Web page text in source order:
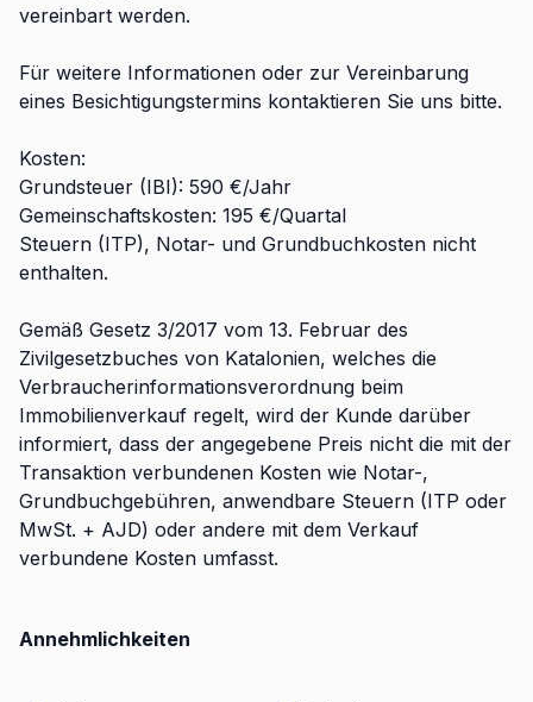
vereinbart werden.
Für weitere Informationen oder zur Vereinbarung
eines Besichtigungstermins kontaktieren Sie uns bitte.
Kosten:
Grundsteuer (IBI): 590 €/Jahr
Gemeinschaftskosten: 195 €/Quartal
Steuern (ITP), Notar- und Grundbuchkosten nicht
enthalten.
Gemäß Gesetz 3/2017 vom 13. Februar des
Zivilgesetzbuches von Katalonien, welches die
Verbraucherinformationsverordnung beim
Immobilienverkauf regelt, wird der Kunde darüber
informiert, dass der angegebene Preis nicht die mit der
Transaktion verbundenen Kosten wie Notar-,
Grundbuchgebühren, anwendbare Steuern (ITP oder
MwSt. + AJD) oder andere mit dem Verkauf
verbundene Kosten umfasst.
Annehmlichkeiten